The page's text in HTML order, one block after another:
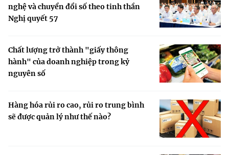
nghệ và chuyển đổi số theo tinh thần
Nghị quyết 57
Chất lượng trở thành "giấy thông
hành" của doanh nghiệp trong kỷ
nguyên số
Hàng hóa rủi ro cao, rủi ro trung bình
sẽ được quản lý như thế nào?